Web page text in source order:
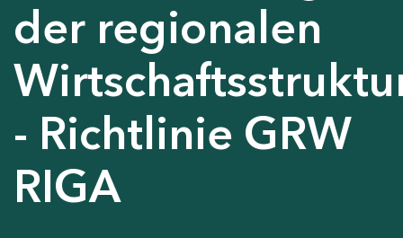
der regionalen
- Richtlinie GRW
RIGA